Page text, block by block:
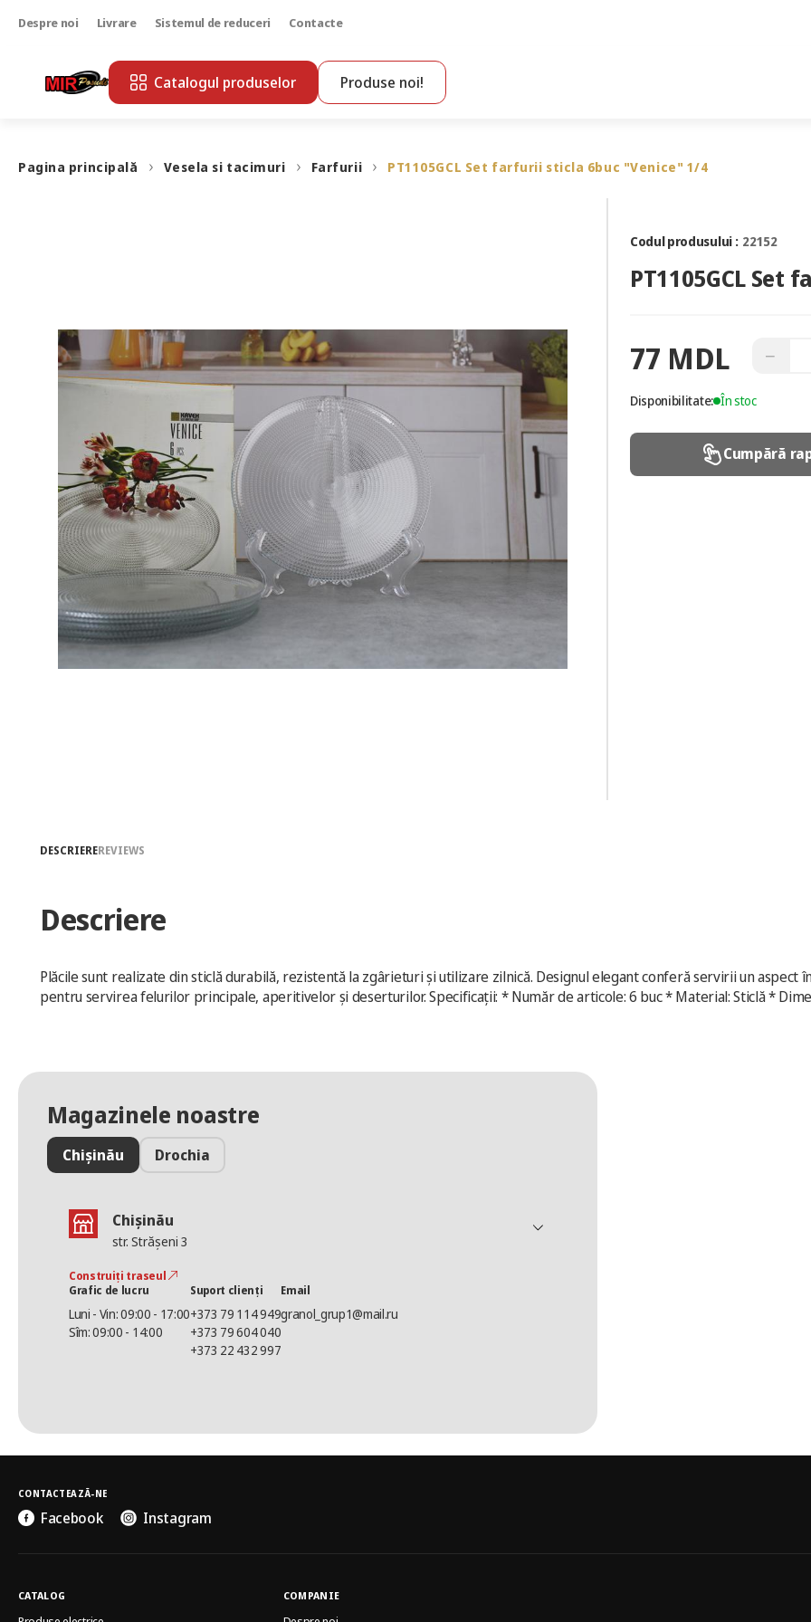
Despre noi Livrare Sistemul de reduceri Contacte
Catalogul produselor Produse noi!
Pagina principală Vesela si tacimuri Farfurii PT1105GCL Set farfurii sticla 6buc "Venice" 1/4
Codul produsului : 22152
PT1105GCL
77 MDL −
Disponibilitate: În stoc
Cumpără
DESCRIEREREVIEWS
Descriere
Plăcile sunt realizate din sticlă durabilă, rezistentă la zgârieturi și utilizare zilnică. Designul elegant conferă servirii un
pentru servirea felurilor principale, aperitivelor și deserturilor. Specificații: * Număr de articole: 6 buc * Material: Sticlă *
Magazinele noastre
Chișinău Drochia
Chișinău
str. Strășeni 3
Construiți traseul
Grafic de lucru
Luni - Vin: 09:00 - 17:00
Sîm: 09:00 - 14:00
Suport clienți
+373 79 114 949
+373 79 604 040
+373 22 432 997
Email
granol_grup1@mail.ru
CONTACTEAZĂ-NE
Facebook Instagram
CATALOG COMPANIE